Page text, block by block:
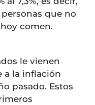
que no
comen.
le vienen
a la inflación
pasado. Estos